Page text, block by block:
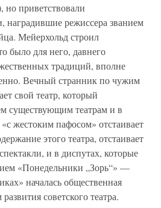
но приветствовали
наградившие режиссера званием
Мейерхольд строил
было для него, давнего
традиций, вполне
Вечный странник по чужим
свой театр, который
существующим театрам и в
жестоким пафосом» отстаивает
этого театра, отстаивает
и в диспутах, которые
«Понедельники „Зорь“» —
началась общественная
советского театра.